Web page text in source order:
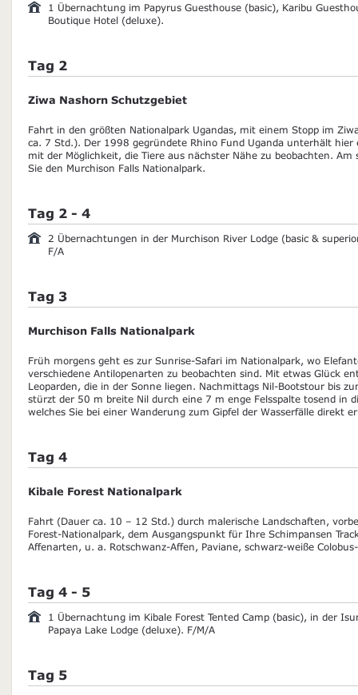
1 Übernachtung im Papyrus Guesthouse (basic), Karibu
Boutique Hotel (deluxe).
Tag 2
Ziwa Nashorn Schutzgebiet
Fahrt in den größten Nationalpark Ugandas, mit einem Stopp im
ca. 7 Std.). Der 1998 gegründete Rhino Fund Uganda unterhält hier
mit der Möglichkeit, die Tiere aus nächster Nähe zu beobachten.
Sie den Murchison Falls Nationalpark.
Tag 2 - 4
2 Übernachtungen in der Murchison River Lodge (basic &
F/A
Tag 3
Murchison Falls Nationalpark
Früh morgens geht es zur Sunrise-Safari im Nationalpark, wo
verschiedene Antilopenarten zu beobachten sind. Mit etwas Glück
Leoparden, die in der Sonne liegen. Nachmittags Nil-Bootstour bis
stürzt der 50 m breite Nil durch eine 7 m enge Felsspalte tosend in
welches Sie bei einer Wanderung zum Gipfel der Wasserfälle direkt
Tag 4
Kibale Forest Nationalpark
Fahrt (Dauer ca. 10 – 12 Std.) durch malerische Landschaften,
Forest-Nationalpark, dem Ausgangspunkt für Ihre Schimpansen
Affenarten, u. a. Rotschwanz-Affen, Paviane, schwarz-weiße
Tag 4 - 5
1 Übernachtung im Kibale Forest Tented Camp (basic), in der
Papaya Lake Lodge (deluxe). F/M/A
Tag 5